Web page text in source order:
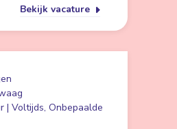
Bekijk vacature
| Voltijds, Onbepaalde